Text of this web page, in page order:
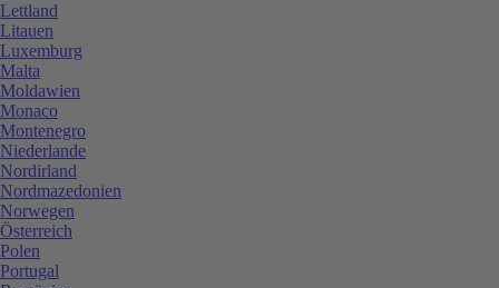
Lettland
Litauen
Luxemburg
Malta
Moldawien
Monaco
Montenegro
Niederlande
Nordirland
Nordmazedonien
Norwegen
Österreich
Polen
Portugal